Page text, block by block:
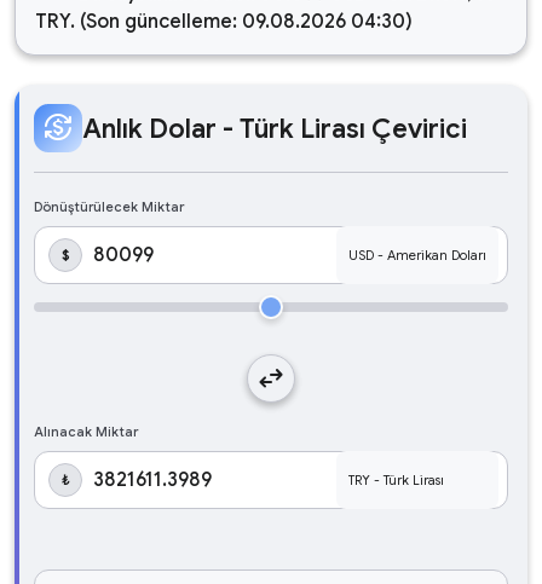
TRY. (Son güncelleme: 09.08.2026 04:30)
currency_exchange Anlık Dolar - Türk Lirası Çevirici
Dönüştürülecek Miktar
$
swap_horiz
Alınacak Miktar
₺